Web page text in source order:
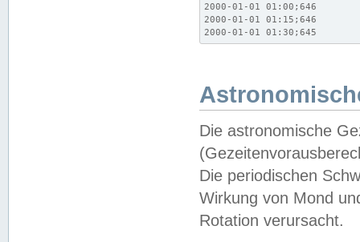
2000-01-01 01:00;646
2000-01-01 01:15;646
2000-01-01 01:30;645
Die astronomische
Die periodischen
Wirkung von Mond
Rotation verursacht.